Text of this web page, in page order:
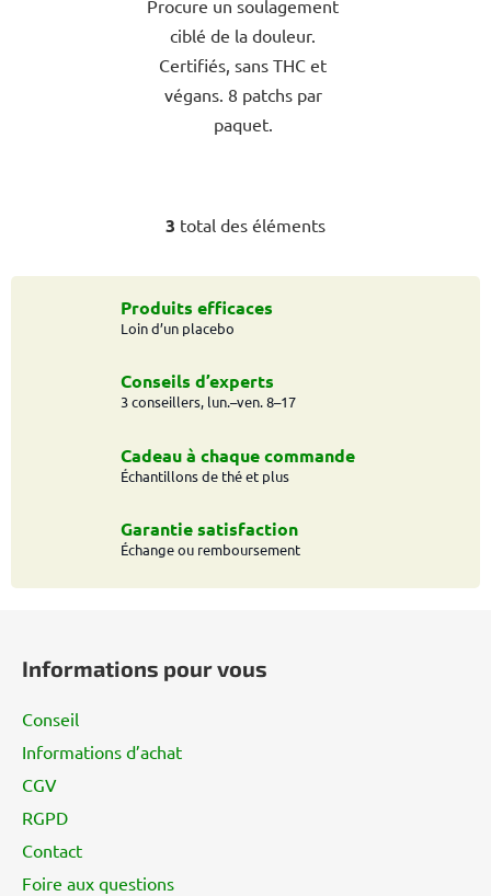
étoiles.
Procure un soulagement
ciblé de la douleur.
Certifiés, sans THC et
végans. 8 patchs par
paquet.
C
n
t
l
e
e
s
i
s
3 total des éléments
Produits efficaces
Loin d’un placebo
Conseils d’experts
3 conseillers, lun.–ven. 8–17
Cadeau à chaque commande
Échantillons de thé et plus
Garantie satisfaction
Échange ou remboursement
Informations pour vous
Conseil
Informations d’achat
CGV
RGPD
Contact
Foire aux questions